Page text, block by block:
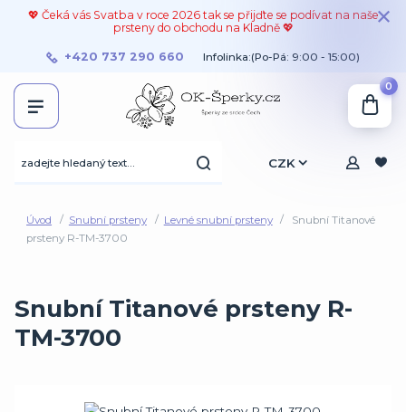
💖 Čeká vás Svatba v roce 2026 tak se přijďte se podívat na naše
prsteny do obchodu na Kladně 💖
CZK
+420 737 290 660 Infolinka:(Po-Pá: 9:00 - 15:00)
0
Úvod Snubní prsteny Levné snubní prsteny
Snubní Titanové
prsteny R-TM-3700
Snubní Titanové prsteny R-
TM-3700